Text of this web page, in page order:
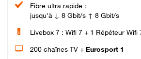
Fibre ultra rapide :
jusqu'à ↓ 8 Gbit/s ↑ 8 Gbit/s
Livebox 7 : Wifi 7 + 1 Répéteur Wifi
200 chaînes TV + Eurosport 1